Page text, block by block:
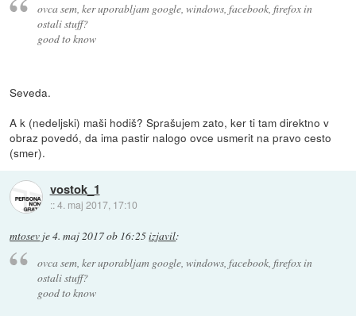
ovca sem, ker uporabljam google, windows, facebook, firefox in
ostali stuff?
good to know
Seveda.
A k (nedeljski) maši hodiš? Sprašujem zato, ker ti tam direktno v
obraz povedó, da ima pastir nalogo ovce usmerit na pravo cesto
(smer).
vostok_1
::4. maj 2017, 17:10
mtosev je4. maj 2017 ob 16:25izjavil:
ovca sem, ker uporabljam google, windows, facebook, firefox in
ostali stuff?
good to know